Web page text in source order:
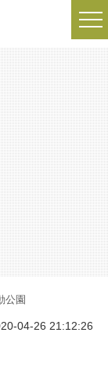
公園
04-26 21:12:26